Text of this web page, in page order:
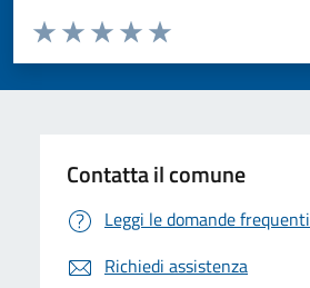
Valuta da 1 a 5 stelle la pagina
Valuta 5 stelle su 5
Valuta 4 stelle su 5
Valuta 3 stelle su 5
Valuta 2 stelle su 5
Valuta 1 stelle su 5
Contatta il comune
Leggi le domande frequenti
Richiedi assistenza